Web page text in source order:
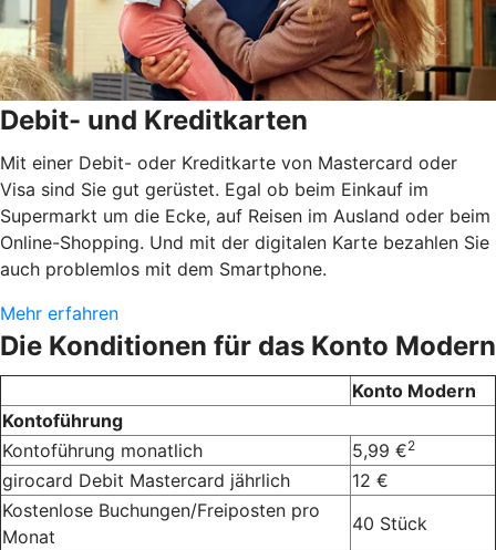
Debit- und Kreditkarten
Mit einer Debit- oder Kreditkarte von Mastercard oder
Visa sind Sie gut gerüstet. Egal ob beim Einkauf im
Supermarkt um die Ecke, auf Reisen im Ausland oder beim
Online-Shopping. Und mit der digitalen Karte bezahlen Sie
auch problemlos mit dem Smartphone.
Mehr erfahren
Die Konditionen für das Konto Modern
Konto Modern
Kontoführung
Kontoführung monatlich
5,99 €2
girocard Debit Mastercard jährlich
12 €
Kostenlose Buchungen/Freiposten pro
Monat
40 Stück